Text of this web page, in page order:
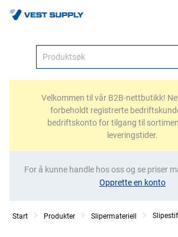
Velkommen til vår B2B-nettbutikk!
forbeholdt registrerte
bedriftskonto for tilgang til
leveringstider.
For å kunne handle hos oss og se priser
Opprette en konto
Start Produkter Slipermateriell